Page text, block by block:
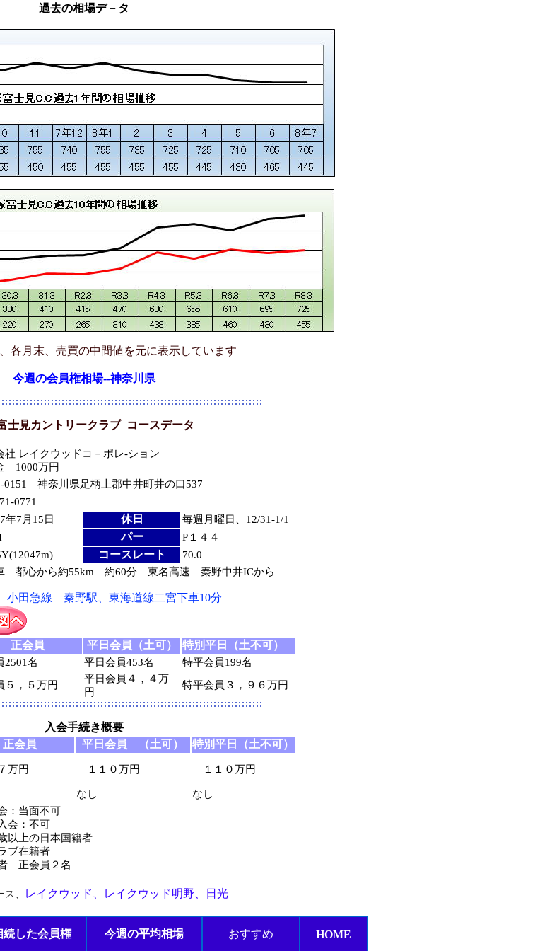
過去の相場デ－タ
、各月末、売買の中間値を元に表示しています
今週の会員権相場--神奈川県
士見カントリークラブ コースデータ
社 レイクウッドコ－ポレ-ション
1000万円
0151 神奈川県足柄上郡中井町井の口537
0771
年7月15日 休日 毎週月曜日、12/31-1/1
パー P１４４
コースレート 70.0
都心から約55km 約60分 東名高速 秦野中井ICから
田急線 秦野駅、東海道線二宮下車10分
正会員 平日会員（土可） 特別平日（土不可）
2501名 平日会員453名 特平会員199名
５，５万円
平日会員４，４万
円
特平会員３，９６万円
入会手続き概要
正会員
平日会員 （土可）
特別平日（土不可）
万円 １１０万円 １１０万円
なし なし
：当面不可
会：不可
以上の日本国籍者
ラブ在籍者
正会員２名
、 レイクウッド、レイクウッド明野、日光
続した会員権 今週の平均相場 おすすめ HOME